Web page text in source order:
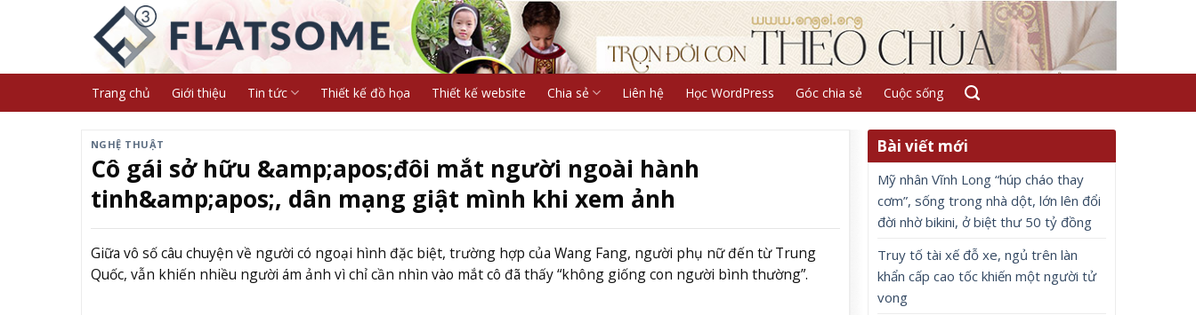
Trang chủ Giới thiệu Tin tức Thiết kế đồ họa Thiết kế website Chia sẻ Liên hệ Học WordPress Góc chia sẻ Cuộc sống
NGHỆ THUẬT
Cô gái sở hữu &amp;apos;đôi mắt người ngoài hành
tinh&amp;apos;, dân mạng giật mình khi xem ảnh
Giữa vô số câu chuyện về người có ngoại hình đặc biệt, trường hợp của Wang Fang, người phụ nữ đến từ Trung
Quốc, vẫn khiến nhiều người ám ảnh vì chỉ cần nhìn vào mắt cô đã thấy “không giống con người bình thường”.
Bài viết mới
Mỹ nhân Vĩnh Long “húp cháo thay
cơm”, sống trong nhà dột, lớn lên đổi
đời nhờ bikini, ở biệt thư 50 tỷ đồng
Truy tố tài xế đỗ xe, ngủ trên làn
khẩn cấp cao tốc khiến một người tử
vong